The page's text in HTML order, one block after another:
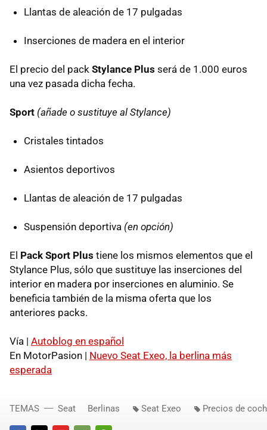
Llantas de aleación de 17 pulgadas
Inserciones de madera en el interior
El precio del pack Stylance Plus será de 1.000 euros
una vez pasada dicha fecha.
Sport (añade o sustituye al Stylance)
Cristales tintados
Asientos deportivos
Llantas de aleación de 17 pulgadas
Suspensión deportiva (en opción)
El Pack Sport Plus tiene los mismos elementos que el
Stylance Plus, sólo que sustituye las inserciones del
interior en madera por inserciones en aluminio. Se
beneficia también de la misma oferta que los
anteriores packs.
Vía | Autoblog en español
En MotorPasion | Nuevo Seat Exeo, la berlina más
esperada
TEMAS Seat Berlinas Seat Exeo Precios de